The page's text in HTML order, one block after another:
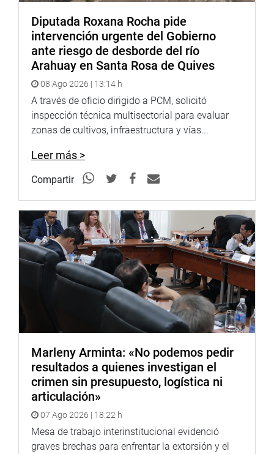
Diputada Roxana Rocha pide
intervención urgente del Gobierno
ante riesgo de desborde del río
Arahuay en Santa Rosa de Quives
08 Ago 2026 | 13:14 h
A través de oficio dirigido a PCM, solicitó
inspección técnica multisectorial para evaluar
zonas de cultivos, infraestructura y vías...
Leer más >
Compartir
Marleny Arminta: «No podemos pedir
resultados a quienes investigan el
crimen sin presupuesto, logística ni
articulación»
07 Ago 2026 | 18:22 h
Mesa de trabajo interinstitucional evidenció
graves brechas para enfrentar la extorsión y el